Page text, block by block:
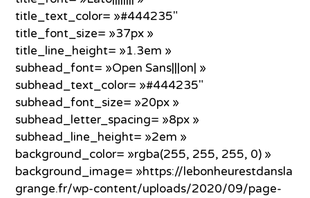
title_text_color= »#444235″
title_font_size= »37px »
title_line_height= »1.3em »
subhead_font= »Open Sans|||on| »
subhead_text_color= »#444235″
subhead_font_size= »20px »
subhead_letter_spacing= »8px »
subhead_line_height= »2em »
background_color= »rgba(255, 255, 255, 0) »
background_image= »https://lebonheurestdansla
grange.fr/wp-content/uploads/2020/09/page-